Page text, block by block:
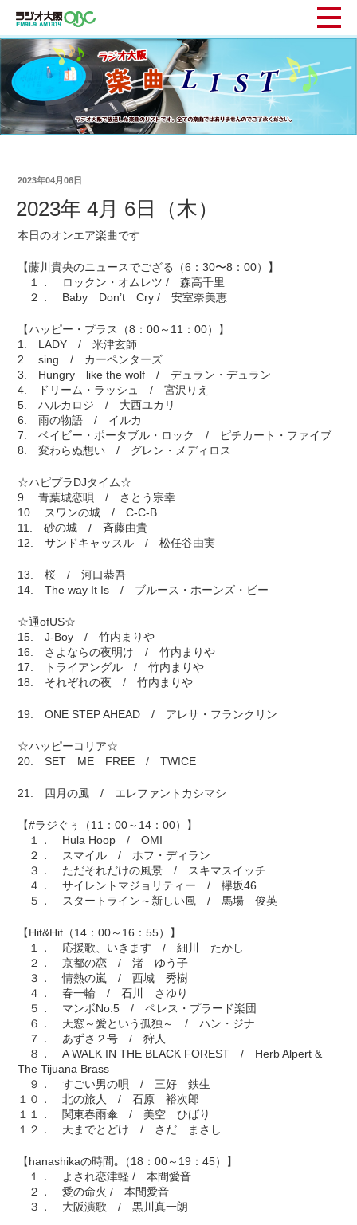
2023年04月06日
2023年 4月 6日（木）
本日のオンエア楽曲です
【藤川貴央のニュースでござる（6：30〜8：00）】
１． ロックン・オムレツ / 森高千里
２． Baby Don’t Cry / 安室奈美恵
【ハッピー・プラス（8：00～11：00）】
1. LADY / 米津玄師
2. sing / カーペンターズ
3. Hungry like the wolf / デュラン・デュラン
4. ドリーム・ラッシュ / 宮沢りえ
5. ハルカロジ / 大西ユカリ
6. 雨の物語 / イルカ
7. ベイビー・ポータブル・ロック / ピチカート・ファイブ
8. 変わらぬ想い / グレン・メディロス
☆ハピプラDJタイム☆
9. 青葉城恋唄 / さとう宗幸
10. スワンの城 / C-C-B
11. 砂の城 / 斉藤由貴
12. サンドキャッスル / 松任谷由実
13. 桜 / 河口恭吾
14. The way It Is / ブルース・ホーンズ・ビー
☆通ofUS☆
15. J-Boy / 竹内まりや
16. さよならの夜明け / 竹内まりや
17. トライアングル / 竹内まりや
18. それぞれの夜 / 竹内まりや
19. ONE STEP AHEAD / アレサ・フランクリン
☆ハッピーコリア☆
20. SET ME FREE / TWICE
21. 四月の風 / エレファントカシマシ
【#ラジぐぅ（11：00～14：00）】
１． Hula Hoop / OMI
２． スマイル / ホフ・ディラン
３． ただそれだけの風景 / スキマスイッチ
４． サイレントマジョリティー / 欅坂46
５． スタートライン～新しい風 / 馬場 俊英
【Hit&Hit（14：00～16：55）】
１． 応援歌、いきます / 細川 たかし
２． 京都の恋 / 渚 ゆう子
３． 情熱の嵐 / 西城 秀樹
４． 春一輪 / 石川 さゆり
５． マンボNo.5 / ペレス・プラード楽団
６． 天窓～愛という孤独～ / ハン・ジナ
７． あずさ２号 / 狩人
８． A WALK IN THE BLACK FOREST / Herb Alpert &
The Tijuana Brass
９． すごい男の唄 / 三好 鉄生
１０． 北の旅人 / 石原 裕次郎
１１． 関東春雨傘 / 美空 ひばり
１２． 天までとどけ / さだ まさし
【hanashikaの時間｡（18：00～19：45）】
１． よされ恋津軽 / 本間愛音
２． 愛の命火 / 本間愛音
３． 大阪演歌 / 黒川真一朗